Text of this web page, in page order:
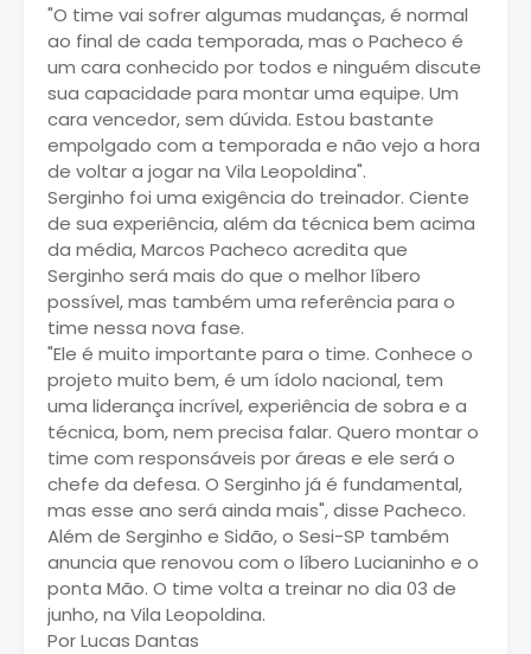
"O time vai sofrer algumas mudanças, é normal
ao final de cada temporada, mas o Pacheco é
um cara conhecido por todos e ninguém discute
sua capacidade para montar uma equipe. Um
cara vencedor, sem dúvida. Estou bastante
empolgado com a temporada e não vejo a hora
de voltar a jogar na Vila Leopoldina".
Serginho foi uma exigência do treinador. Ciente
de sua experiência, além da técnica bem acima
da média, Marcos Pacheco acredita que
Serginho será mais do que o melhor líbero
possível, mas também uma referência para o
time nessa nova fase.
"Ele é muito importante para o time. Conhece o
projeto muito bem, é um ídolo nacional, tem
uma liderança incrível, experiência de sobra e a
técnica, bom, nem precisa falar. Quero montar o
time com responsáveis por áreas e ele será o
chefe da defesa. O Serginho já é fundamental,
mas esse ano será ainda mais", disse Pacheco.
Além de Serginho e Sidão, o Sesi-SP também
anuncia que renovou com o líbero Lucianinho e o
ponta Mão. O time volta a treinar no dia 03 de
junho, na Vila Leopoldina.
Por Lucas Dantas